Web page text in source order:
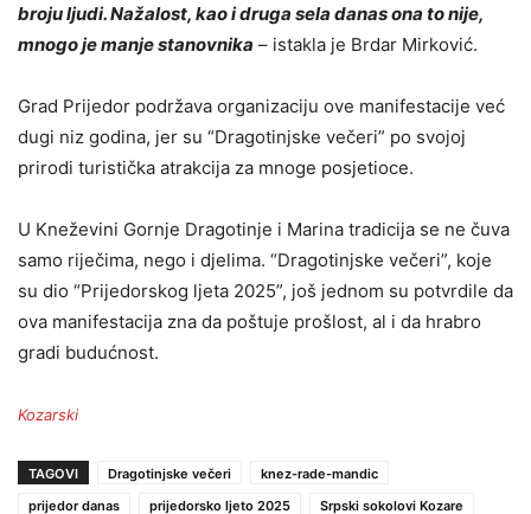
broju ljudi. Nažalost, kao i druga sela danas ona to nije,
mnogo je manje stanovnika – istakla je Brdar Mirković.
Grad Prijedor podržava organizaciju ove manifestacije već
dugi niz godina, jer su “Dragotinjske večeri” po svojoj
prirodi turistička atrakcija za mnoge posjetioce.
U Kneževini Gornje Dragotinje i Marina tradicija se ne čuva
samo riječima, nego i djelima. “Dragotinjske večeri”, koje
su dio “Prijedorskog ljeta 2025”, još jednom su potvrdile da
ova manifestacija zna da poštuje prošlost, al i da hrabro
gradi budućnost.
Kozarski
TAGOVI Dragotinjske večeri
knez-rade-mandic
prijedor danas
prijedorsko ljeto 2025 Srpski sokolovi Kozare